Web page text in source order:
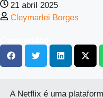
21 abril 2025
Cleymarlei Borges
A Netflix é uma